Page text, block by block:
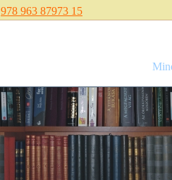
978 963 87973 15